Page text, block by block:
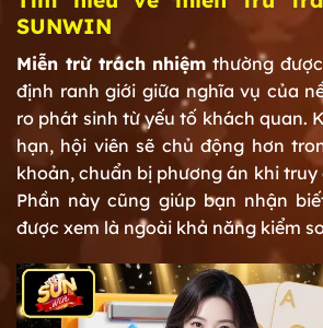
SUNWIN
Miễn trừ trách nhiệm thường
định ranh giới giữa nghĩa vụ của
ro phát sinh từ yếu tố khách quan.
hạn, hội viên sẽ chủ động hơn
khoản, chuẩn bị phương án khi truy
Phần này cũng giúp bạn nhận
được xem là ngoài khả năng kiểm